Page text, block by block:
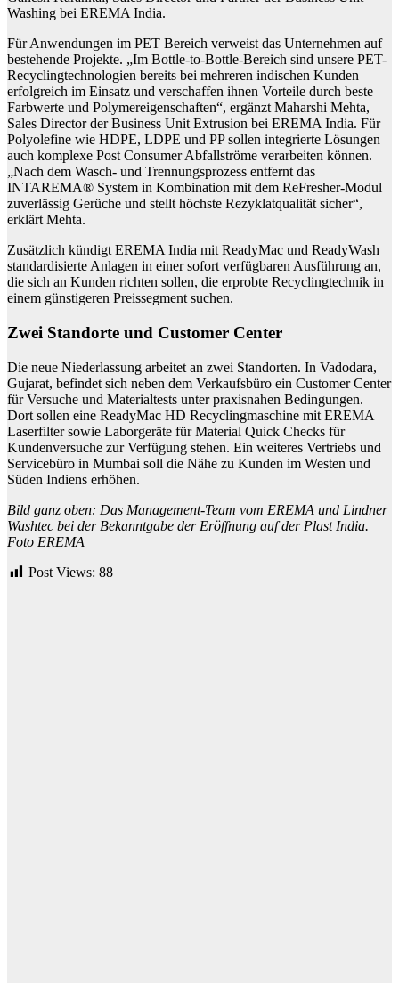
Washing bei EREMA India.
Für Anwendungen im PET Bereich verweist das Unternehmen auf
bestehende Projekte. „Im Bottle-to-Bottle-Bereich sind unsere PET-
Recyclingtechnologien bereits bei mehreren indischen Kunden
erfolgreich im Einsatz und verschaffen ihnen Vorteile durch beste
Farbwerte und Polymereigenschaften“, ergänzt Maharshi Mehta,
Sales Director der Business Unit Extrusion bei EREMA India. Für
Polyolefine wie HDPE, LDPE und PP sollen integrierte Lösungen
auch komplexe Post Consumer Abfallströme verarbeiten können.
„Nach dem Wasch- und Trennungsprozess entfernt das
INTAREMA® System in Kombination mit dem ReFresher-Modul
zuverlässig Gerüche und stellt höchste Rezyklatqualität sicher“,
erklärt Mehta.
Zusätzlich kündigt EREMA India mit ReadyMac und ReadyWash
standardisierte Anlagen in einer sofort verfügbaren Ausführung an,
die sich an Kunden richten sollen, die erprobte Recyclingtechnik in
einem günstigeren Preissegment suchen.
Zwei Standorte und Customer Center
Die neue Niederlassung arbeitet an zwei Standorten. In Vadodara,
Gujarat, befindet sich neben dem Verkaufsbüro ein Customer Center
für Versuche und Materialtests unter praxisnahen Bedingungen.
Dort sollen eine ReadyMac HD Recyclingmaschine mit EREMA
Laserfilter sowie Laborgeräte für Material Quick Checks für
Kundenversuche zur Verfügung stehen. Ein weiteres Vertriebs und
Servicebüro in Mumbai soll die Nähe zu Kunden im Westen und
Süden Indiens erhöhen.
Bild ganz oben: Das Management-Team vom EREMA und Lindner
Washtec bei der Bekanntgabe der Eröffnung auf der Plast India.
Foto EREMA
Post Views: 88